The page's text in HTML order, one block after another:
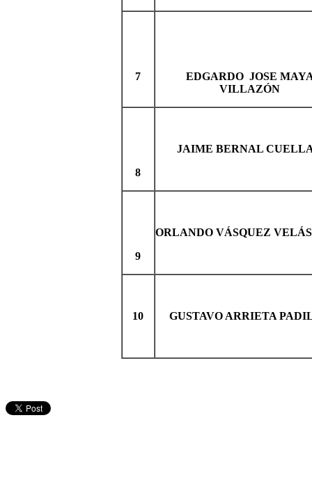
7
EDGARDO JOSE
VILLAZÓN
8
JAIME BERNAL
9
ORLANDO VÁSQUEZ
10 GUSTAVO ARRIETA